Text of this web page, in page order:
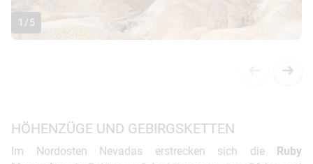
1 /5
HÖHENZÜGE UND GEBIRGSKETTEN
Im Nordosten Nevadas erstrecken sich die Ruby